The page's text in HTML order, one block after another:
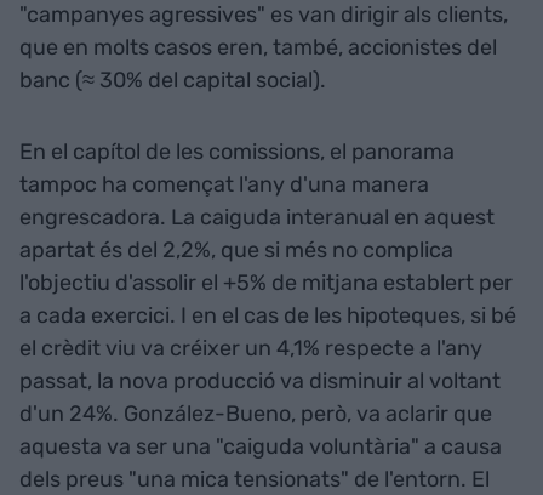
"campanyes agressives" es van dirigir als clients,
que en molts casos eren, també, accionistes del
banc (≈ 30% del capital social).
En el capítol de les comissions, el panorama
tampoc ha començat l'any d'una manera
engrescadora. La caiguda interanual en aquest
apartat és del 2,2%, que si més no complica
l'objectiu d'assolir el +5% de mitjana establert per
a cada exercici. I en el cas de les hipoteques, si bé
el crèdit viu va créixer un 4,1% respecte a l'any
passat, la nova producció va disminuir al voltant
d'un 24%. González-Bueno, però, va aclarir que
aquesta va ser una "caiguda voluntària" a causa
dels preus "una mica tensionats" de l'entorn. El